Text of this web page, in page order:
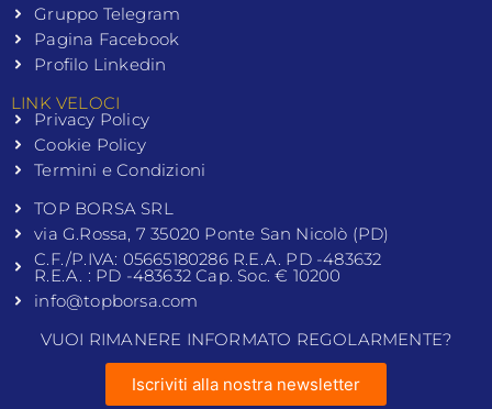
Gruppo Telegram
Pagina Facebook
Profilo Linkedin
LINK VELOCI
Privacy Policy
Cookie Policy
Termini e Condizioni
TOP BORSA SRL
via G.Rossa, 7 35020 Ponte San Nicolò (PD)
C.F./P.IVA: 05665180286 R.E.A. PD -483632
R.E.A. : PD -483632 Cap. Soc. € 10200
info@topborsa.com
VUOI RIMANERE INFORMATO REGOLARMENTE?
Iscriviti alla nostra newsletter